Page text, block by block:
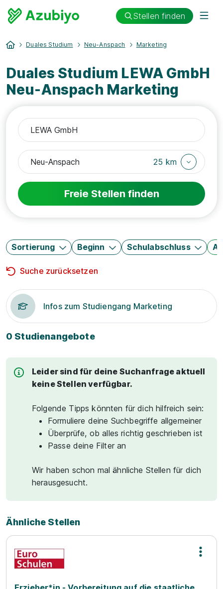
Stellen finden
Duales Studium Neu-Anspach Marketing
Duales Studium LEWA GmbH
Neu-Anspach Marketing
25 km
Freie Stellen finden
Sortierung Beginn Schulabschluss
Suche zurücksetzen
Infos zum Studiengang Marketing
0 Studienangebote
Leider sind für deine Suchanfrage aktuell
keine Stellen verfügbar.
Folgende Tipps könnten für dich hilfreich sein:
Formuliere deine Suchbegriffe allgemeiner
Überprüfe, ob alles richtig geschrieben ist
Passe deine Filter an
Wir haben schon mal ähnliche Stellen für dich
herausgesucht.
Ähnliche Stellen